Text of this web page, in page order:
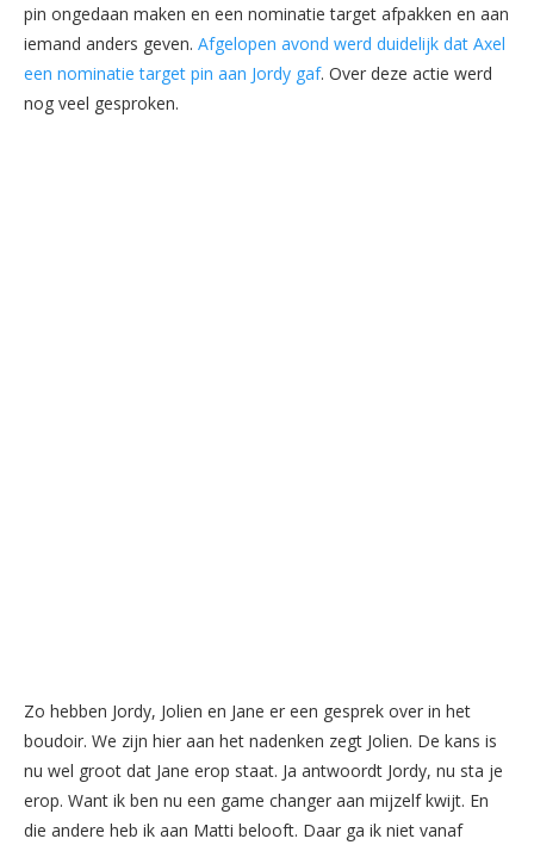
pin ongedaan maken en een nominatie target afpakken en aan
iemand anders geven. Afgelopen avond werd duidelijk dat Axel
een nominatie target pin aan Jordy gaf. Over deze actie werd
nog veel gesproken.
Zo hebben Jordy, Jolien en Jane er een gesprek over in het
boudoir. We zijn hier aan het nadenken zegt Jolien. De kans is
nu wel groot dat Jane erop staat. Ja antwoordt Jordy, nu sta je
erop. Want ik ben nu een game changer aan mijzelf kwijt. En
die andere heb ik aan Matti belooft. Daar ga ik niet vanaf